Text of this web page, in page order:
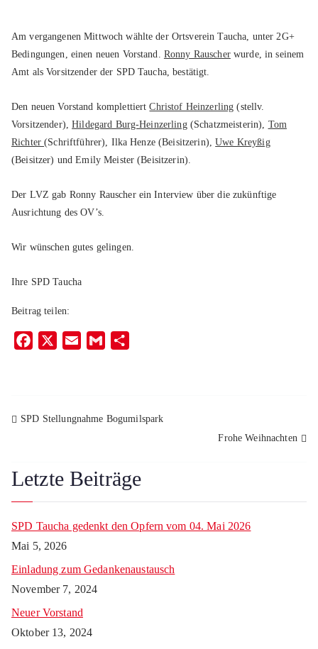
Am vergangenen Mittwoch wählte der Ortsverein Taucha, unter 2G+
Bedingungen, einen neuen Vorstand. Ronny Rauscherwurde, in seinem
Amt als Vorsitzender der SPD Taucha, bestätigt.
Den neuen Vorstand komplettiertChristof Heinzerling (stellv.
Vorsitzender),Hildegard Burg-Heinzerling(Schatzmeisterin), Tom
Richter(Schriftführer), Ilka Henze (Beisitzerin),Uwe Kreyßig
(Beisitzer) und Emily Meister (Beisitzerin).
Der LVZ gab Ronny Rauscher ein Interview über die zukünftige
Ausrichtung des OV’s.
Wir wünschen gutes gelingen.
Ihre SPD Taucha
Beitrag teilen:
b
X
l
SPD Stellungnahme Bogumilspark
Frohe Weihnachten
Letzte Beiträge
SPD Taucha gedenkt den Opfern vom 04. Mai 2026
Mai 5, 2026
Einladung zum Gedankenaustausch
November 7, 2024
Neuer Vorstand
Oktober 13, 2024